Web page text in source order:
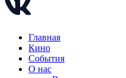
Главная
Кино
События
О нас